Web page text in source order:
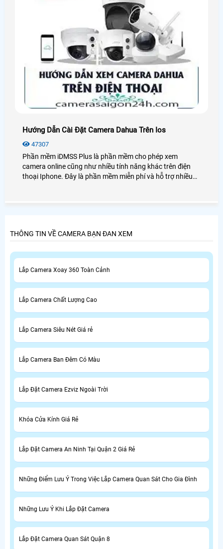
Hướng Dẫn Cài Đặt Camera Dahua Trên Ios
47307
Phần mềm iDMSS Plus là phần mềm cho phép xem
camera online cũng như nhiều tính năng khác trên điện
thoại Iphone. Đây là phần mềm miễn phí và hỗ trợ nhiều
THÔNG TIN VỀ CAMERA BẠN ĐAN XEM
Lắp Camera Xoay 360 Toàn Cảnh
Lắp Camera Chất Lượng Cao
Lắp Camera Siêu Nét Giá rẻ
Lắp Camera Ban Đêm Có Màu
Lắp Đặt Camera Ezviz Ngoài Trời
Khóa Cửa Kính Giá Rẻ
Lắp Đặt Camera An Ninh Tại Quận 2 Giá Rẻ
Những Điểm Lưu Ý Trong Việc Lắp Camera Quan Sát Cho Gia Đình
Những Lưu Ý Khi Lắp Đặt Camera
Lắp Đặt Camera Quan Sát Quận 8